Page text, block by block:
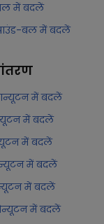
में बदलें
बल में बदलें
में बदलें
में बदलें
में बदलें
में बदलें
में बदलें
में बदलें